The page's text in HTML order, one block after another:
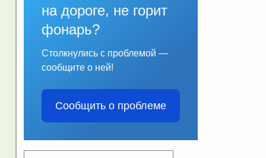
на дороге, не горит
фонарь?
Столкнулись с проблемой —
сообщите о ней!
Сообщить о проблеме